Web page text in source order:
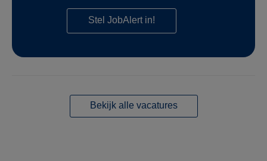
Stel JobAlert in!
Bekijk alle vacatures